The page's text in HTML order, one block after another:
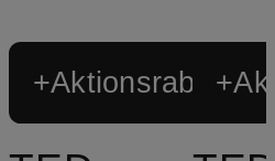
+Aktionsrabatt